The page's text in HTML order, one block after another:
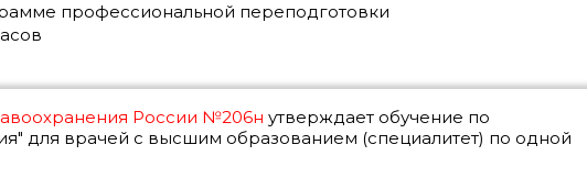
России №206н утверждает обучение по
для врачей с высшим образованием (специалитет) по одной
профессиональной переподготовки